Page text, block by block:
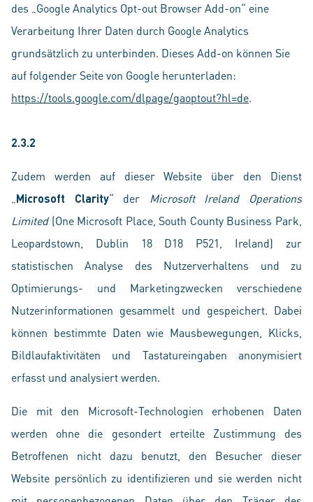
des „Google Analytics Opt-out Browser Add-on“ eine
Verarbeitung Ihrer Daten durch Google Analytics
grundsätzlich zu unterbinden. Dieses Add-on können Sie
auf folgender Seite von Google herunterladen:
https://tools.google.com/dlpage/gaoptout?hl=de.
2.3.2
Zudem werden auf dieser Website über den Dienst
Microsoft Clarity“ der
Microsoft Ireland Operations
Limited(One Microsoft Place, South County Business Park,
Leopardstown, Dublin 18 D18 P521, Ireland) zur
statistischen Analyse des Nutzerverhaltens und zu
Optimierungs- und Marketingzwecken verschiedene
Nutzerinformationen gesammelt und gespeichert. Dabei
können bestimmte Daten wie Mausbewegungen, Klicks,
Bildlaufaktivitäten und Tastatureingaben anonymisiert
erfasst und analysiert werden.
Die mit den Microsoft-Technologien erhobenen Daten
werden ohne die gesondert erteilte Zustimmung des
Betroffenen nicht dazu benutzt, den Besucher dieser
Website persönlich zu identifizieren und sie werden nicht